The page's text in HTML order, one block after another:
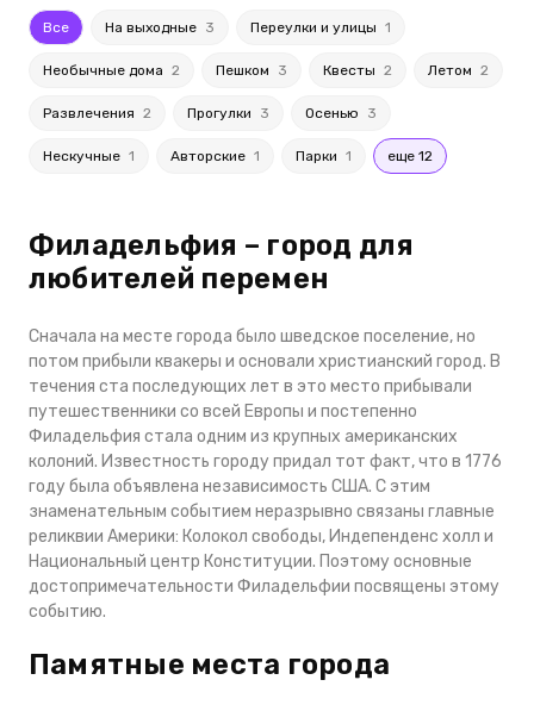
Все На выходные 3 Переулки и улицы 1
Необычные дома 2 Пешком 3 Квесты 2 Летом 2
Развлечения 2 Прогулки 3 Осенью 3
Нескучные 1 Авторские 1 Парки 1 еще 12
Филадельфия – город для
любителей перемен
Сначала на месте города было шведское поселение, но
потом прибыли квакеры и основали христианский город. В
течения ста последующих лет в это место прибывали
путешественники со всей Европы и постепенно
Филадельфия стала одним из крупных американских
колоний. Известность городу придал тот факт, что в 1776
году была объявлена независимость США. С этим
знаменательным событием неразрывно связаны главные
реликвии Америки: Колокол свободы, Индепенденс холл и
Национальный центр Конституции. Поэтому основные
достопримечательности Филадельфии посвящены этому
событию.
Памятные места города